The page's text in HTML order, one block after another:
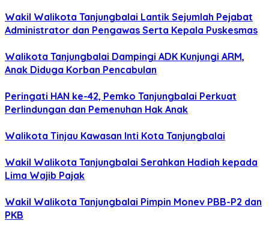
Wakil Walikota Tanjungbalai Lantik Sejumlah Pejabat
Administrator dan Pengawas Serta Kepala Puskesmas
Walikota Tanjungbalai Dampingi ADK Kunjungi ARM,
Anak Diduga Korban Pencabulan
Peringati HAN ke-42, Pemko Tanjungbalai Perkuat
Perlindungan dan Pemenuhan Hak Anak
Walikota Tinjau Kawasan Inti Kota Tanjungbalai
Wakil Walikota Tanjungbalai Serahkan Hadiah kepada
Lima Wajib Pajak
Wakil Walikota Tanjungbalai Pimpin Monev PBB-P2 dan
PKB